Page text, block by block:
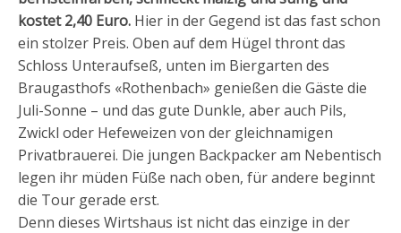
kostet 2,40 Euro. Hier in der Gegend ist das fast schon
ein stolzer Preis. Oben auf dem Hügel thront das
Schloss Unteraufseß, unten im Biergarten des
Braugasthofs «Rothenbach» genießen die Gäste die
Juli-Sonne – und das gute Dunkle, aber auch Pils,
Zwickl oder Hefeweizen von der gleichnamigen
Privatbrauerei. Die jungen Backpacker am Nebentisch
legen ihr müden Füße nach oben, für andere beginnt
die Tour gerade erst.
Denn dieses Wirtshaus ist nicht das einzige in der